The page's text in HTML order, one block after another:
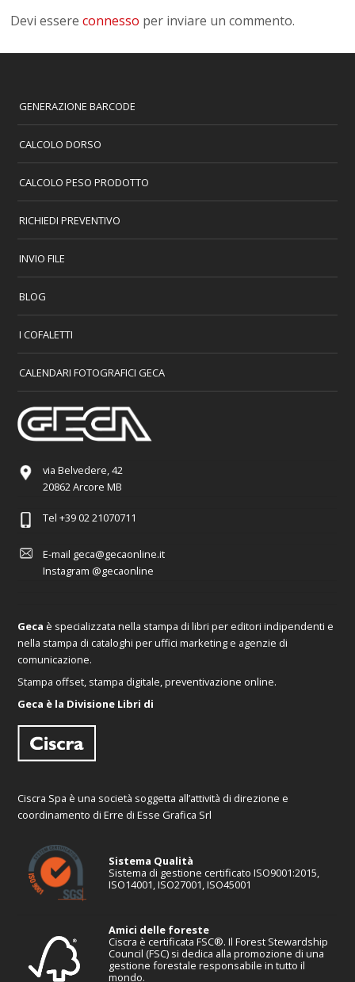
Devi essereconnesso per inviare un commento.
GENERAZIONE BARCODE
CALCOLO DORSO
CALCOLO PESO PRODOTTO
RICHIEDI PREVENTIVO
INVIO FILE
BLOG
I COFALETTI
CALENDARI FOTOGRAFICI GECA
via Belvedere, 42
20862 Arcore MB
Tel +39 02 21070711
E-mail geca@gecaonline.it
Instagram @gecaonline
Geca è specializzata nella stampa di libri per editori indipendenti e
nella stampa di cataloghi per uffici marketing e agenzie di
comunicazione.
Stampa offset, stampa digitale, preventivazione online.
Geca è la Divisione Libri di
Ciscra Spa è una società soggetta all’attività di direzione e
coordinamento di Erre di Esse Grafica Srl
Sistema Qualità
Sistema di gestione certificato ISO9001:2015,
ISO14001, ISO27001, ISO45001
Amici delle foreste
Ciscra è certificata FSC®. Il Forest Stewardship
Council (FSC) si dedica alla promozione di una
gestione forestale responsabile in tutto il
mondo.